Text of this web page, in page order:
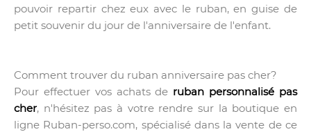
pouvoir repartir chez eux avec le ruban, en guise de
petit souvenir du jour de l'anniversaire de l'enfant.
Comment trouver du ruban anniversaire pas cher?
Pour effectuer vos achats de ruban personnalisé pas
cher, n'hésitez pas à votre rendre sur la boutique en
ligne Ruban-perso.com, spécialisé dans la vente de ce